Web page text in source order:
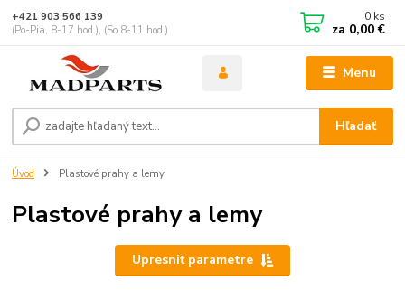
Menu
Hľadať
+421 903 566 139
(Po-Pia, 8-17 hod.), (So 8-11 hod.)
0 ks
za 0,00 €
Úvod Plastové prahy a lemy
Plastové prahy a lemy
Upresniť parametre